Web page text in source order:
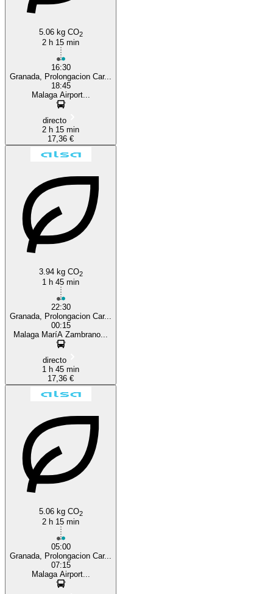
5.06 kg CO2
2 h 15 min
16:30
Granada, Prolongacion Car...
18:45
Malaga Airport...
directo
2 h 15 min
17,36 €
3.94 kg CO2
1 h 45 min
22:30
Granada, Prolongacion Car...
00:15
Malaga MaríA Zambrano...
directo
1 h 45 min
17,36 €
5.06 kg CO2
2 h 15 min
05:00
Granada, Prolongacion Car...
07:15
Malaga Airport...